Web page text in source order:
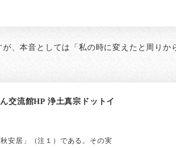
、本音としては「私の時に変えたと周りか
交流館HP 浄土真宗ドットイ
安居」（注１）である。その実